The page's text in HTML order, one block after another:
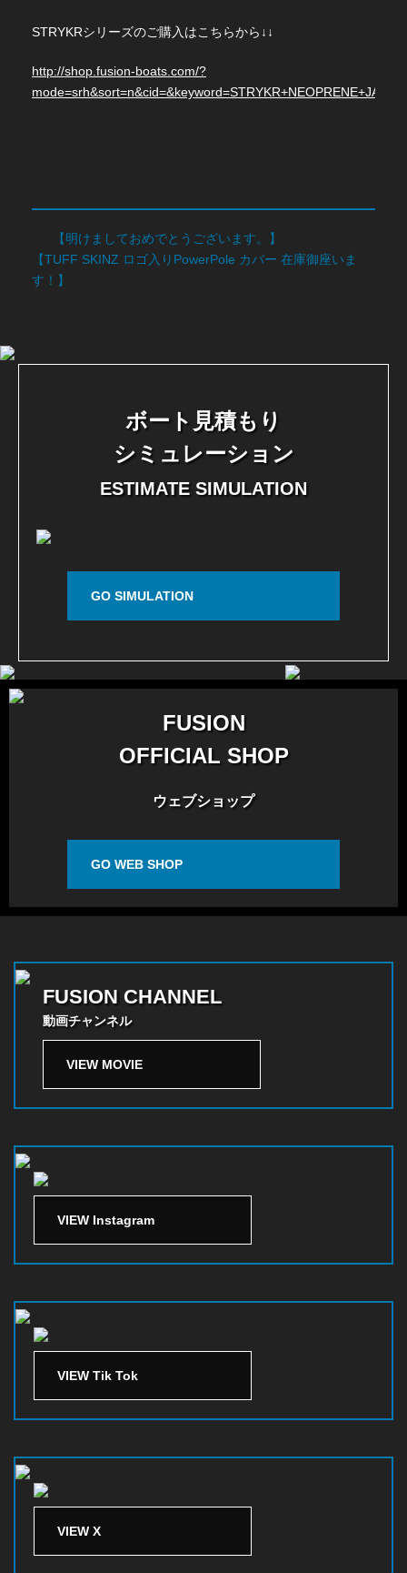
STRYKRシリーズのご購入はこちらから↓↓
http://shop.fusion-boats.com/?
【明けましておめでとうございます。】
【TUFF SKINZ ロゴ入りPowerPole カバー 在庫御座いま
す！】
ボート見積もり
シミュレーション
ESTIMATE SIMULATION
GO SIMULATION
FUSION
OFFICIAL SHOP
ウェブショップ
GO WEB SHOP
FUSION CHANNEL
動画チャンネル
VIEW MOVIE
VIEW Instagram
VIEW Tik Tok
VIEW X